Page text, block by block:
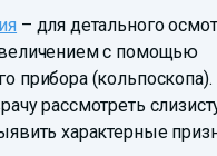
– для детального
с помощью
прибора
рассмотреть
характерные